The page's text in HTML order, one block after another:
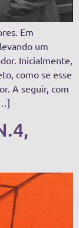
Em
um
Inicialmente,
como se esse
A seguir, com